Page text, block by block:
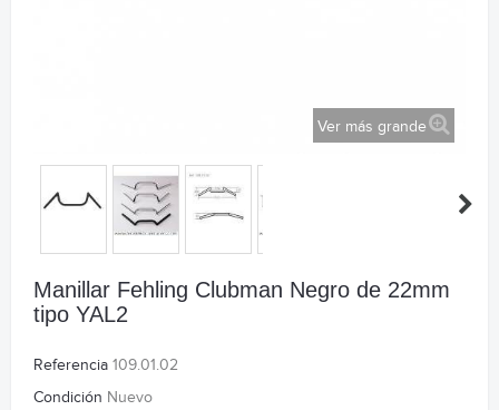
Ver más grande
Manillar Fehling Clubman Negro de 22mm
tipo YAL2
Referencia 109.01.02
Condición Nuevo